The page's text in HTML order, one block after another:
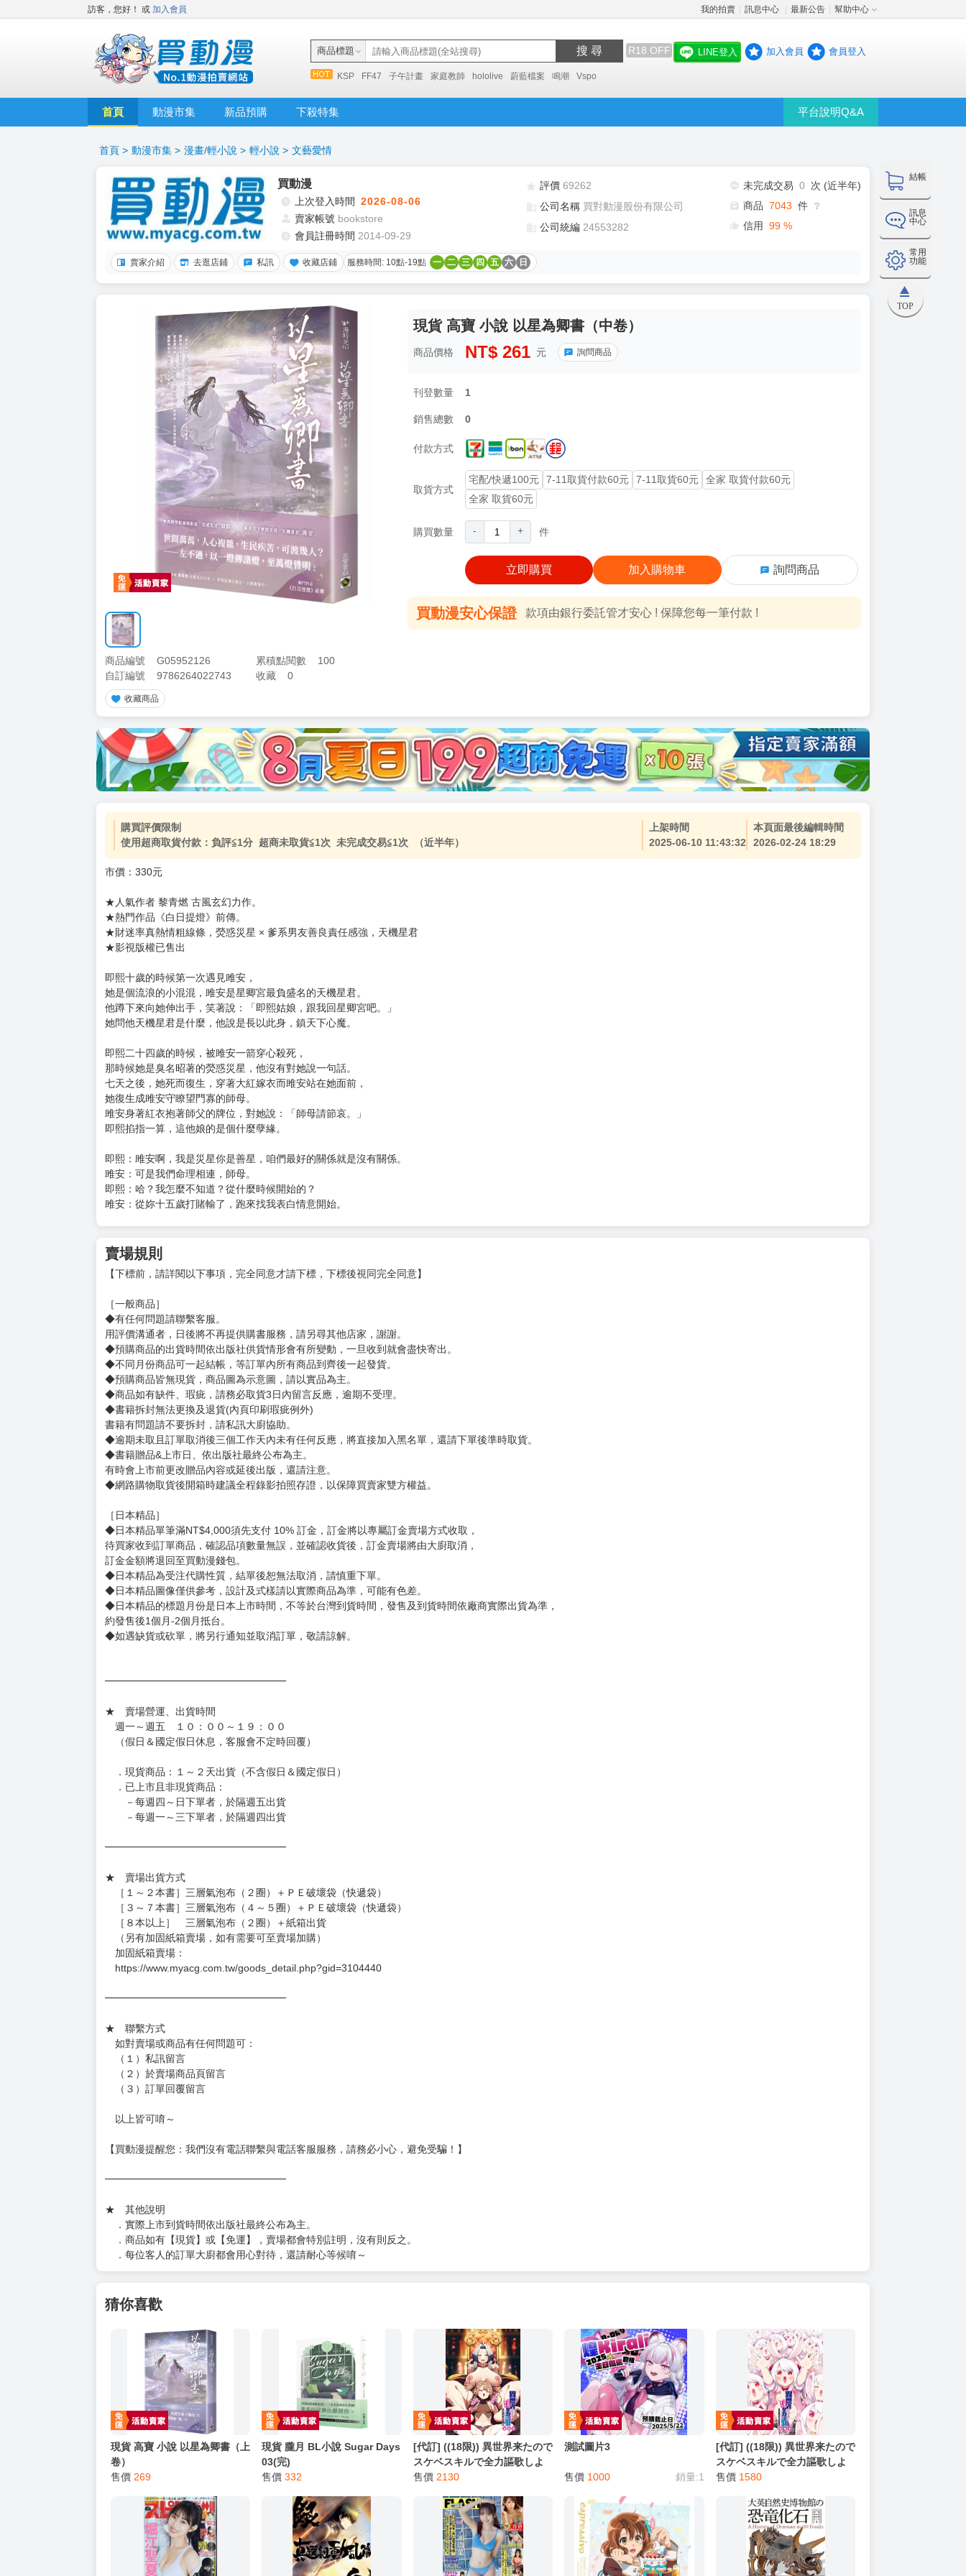
訪客，您好！ 或 加入會員 我的拍賣 訊息中心 最新公告 幫助中心
商品標題 搜 尋 R18 OFF
KSP FF47 子午計畫 家庭教師 hololive 蔚藍檔案 鳴潮 Vspo
LINE登入 加入會員 會員登入
首頁 動漫市集 新品預購 下殺特集 平台說明Q&A
結帳
訊息
中心
常用
功能
TOP
首頁 > 動漫市集 > 漫畫/輕小說 > 輕小說 > 文藝愛情
買動漫
上次登入時間 2026-08-06
賣家帳號 bookstore
會員註冊時間 2014-09-29
評價 69262
公司名稱 買對動漫股份有限公司
公司統編 24553282
未完成交易 0
次 (近半年)
商品 7043 件 ❔
信用 99 %
賣家介紹 去逛店鋪 私訊 收藏店鋪 服務時間: 10點-19點 一 二 三 四 五 六 日
商品編號 G05952126 累積點閱數
100
自訂編號
9786264022743 收藏 0
收藏商品
現貨 高寶 小說 以星為卿書（中卷）
商品價格 NT$ 261 元 詢問商品
刊登數量 1
銷售總數 0
付款方式
取貨方式
宅配/快遞100元 7-11取貨付款60元 7-11取貨60元
全家 取貨付款60元
全家 取貨60元
購買數量 - + 件
立即購買 加入購物車 詢問商品
買動漫安心保證 款項由銀行委託管才安心 ! 保障您每一筆付款 !
購買評價限制
使用超商取貨付款：負評≦1分 超商未取貨≦1次 未完成交易≦1次 （近半年）
上架時間
2025-06-10 11:43:32
本頁面最後編輯時間
2026-02-24 18:29
市價：330元
★人氣作者 黎青燃 古風玄幻力作。
★熱門作品《白日提燈》前傳。
★財迷率真熱情粗線條，熒惑災星 × 爹系男友善良責任感強，天機星君
★影視版權已售出
即熙十歲的時候第一次遇見雎安，
她是個流浪的小混混，雎安是星卿宮最負盛名的天機星君。
他蹲下來向她伸出手，笑著說：「即熙姑娘，跟我回星卿宮吧。」
她問他天機星君是什麼，他說是長以此身，鎮天下心魔。
即熙二十四歲的時候，被雎安一箭穿心殺死，
那時候她是臭名昭著的熒惑災星，他沒有對她說一句話。
七天之後，她死而復生，穿著大紅嫁衣而雎安站在她面前，
她復生成雎安守瞭望門寡的師母。
雎安身著紅衣抱著師父的牌位，對她說：「師母請節哀。」
即熙掐指一算，這他娘的是個什麼孽緣。
即熙：雎安啊，我是災星你是善星，咱們最好的關係就是沒有關係。
雎安：可是我們命理相連，師母。
即熙：哈？我怎麼不知道？從什麼時候開始的？
雎安：從妳十五歲打賭輸了，跑來找我表白情意開始。
賣場規則
【下標前，請詳閱以下事項，完全同意才請下標，下標後視同完全同意】
［一般商品］
◆有任何問題請聯繫客服。
用評價溝通者，日後將不再提供購書服務，請另尋其他店家，謝謝。
◆預購商品的出貨時間依出版社供貨情形會有所變動，一旦收到就會盡快寄出。
◆不同月份商品可一起結帳，等訂單內所有商品到齊後一起發貨。
◆預購商品皆無現貨，商品圖為示意圖，請以實品為主。
◆商品如有缺件、瑕疵，請務必取貨3日內留言反應，逾期不受理。
◆書籍拆封無法更換及退貨(內頁印刷瑕疵例外)
書籍有問題請不要拆封，請私訊大廚協助。
◆逾期未取且訂單取消後三個工作天內未有任何反應，將直接加入黑名單，還請下單後準時取貨。
◆書籍贈品&上市日、依出版社最終公布為主。
有時會上市前更改贈品內容或延後出版，還請注意。
◆網路購物取貨後開箱時建議全程錄影拍照存證，以保障買賣家雙方權益。
［日本精品］
◆日本精品單筆滿NT$4,000須先支付 10% 訂金，訂金將以專屬訂金賣場方式收取，
待買家收到訂單商品，確認品項數量無誤，並確認收貨後，訂金賣場將由大廚取消，
訂金金額將退回至買動漫錢包。
◆日本精品為受注代購性質，結單後恕無法取消，請慎重下單。
◆日本精品圖像僅供參考，設計及式樣請以實際商品為準，可能有色差。
◆日本精品的標題月份是日本上市時間，不等於台灣到貨時間，發售及到貨時間依廠商實際出貨為準，
約發售後1個月-2個月抵台。
◆如遇缺貨或砍單，將另行通知並取消訂單，敬請諒解。
━━━━━━━━━━━━━━━━━━
★ 賣場營運、出貨時間
週一～週五 １０：００～１９：００
（假日＆國定假日休息，客服會不定時回覆）
．現貨商品：１～２天出貨（不含假日＆國定假日）
．已上市且非現貨商品：
－每週四～日下單者，於隔週五出貨
－每週一～三下單者，於隔週四出貨
━━━━━━━━━━━━━━━━━━
★ 賣場出貨方式
［１～２本書］三層氣泡布（２圈）＋ＰＥ破壞袋（快遞袋）
［３～７本書］三層氣泡布（４～５圈）＋ＰＥ破壞袋（快遞袋）
［８本以上］ 三層氣泡布（２圈）＋紙箱出貨
（另有加固紙箱賣場，如有需要可至賣場加購）
加固紙箱賣場：
https://www.myacg.com.tw/goods_detail.php?gid=3104440
━━━━━━━━━━━━━━━━━━
★ 聯繫方式
如對賣場或商品有任何問題可：
（１）私訊留言
（２）於賣場商品頁留言
（３）訂單回覆留言
以上皆可唷～
【買動漫提醒您：我們沒有電話聯繫與電話客服服務，請務必小心，避免受騙！】
━━━━━━━━━━━━━━━━━━
★ 其他說明
．實際上市到貨時間依出版社最終公布為主。
．商品如有【現貨】或【免運】，賣場都會特別註明，沒有則反之。
．每位客人的訂單大廚都會用心對待，還請耐心等候唷～
猜你喜歡
現貨 高寶 小說 以星為卿書（上
卷）
售價 269
現貨 朧月 BL小說 Sugar Days
03(完)
售價 332
[代訂] ((18限)) 異世界来たので
スケベスキルで全力謳歌しよ
うと思う THE ANIMATION 第
售價 2130
測試圖片3
售價 1000 銷量:1
[代訂] ((18限)) 異世界来たので
スケベスキルで全力謳歌しよ
うと思う THE ANIMATION 第
售價 1580